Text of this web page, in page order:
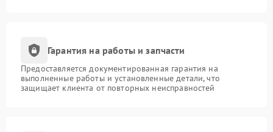
Гарантия на работы и запчасти
Предоставляется документированная гарантия на
выполненные работы и установленные детали, что
защищает клиента от повторных неисправностей